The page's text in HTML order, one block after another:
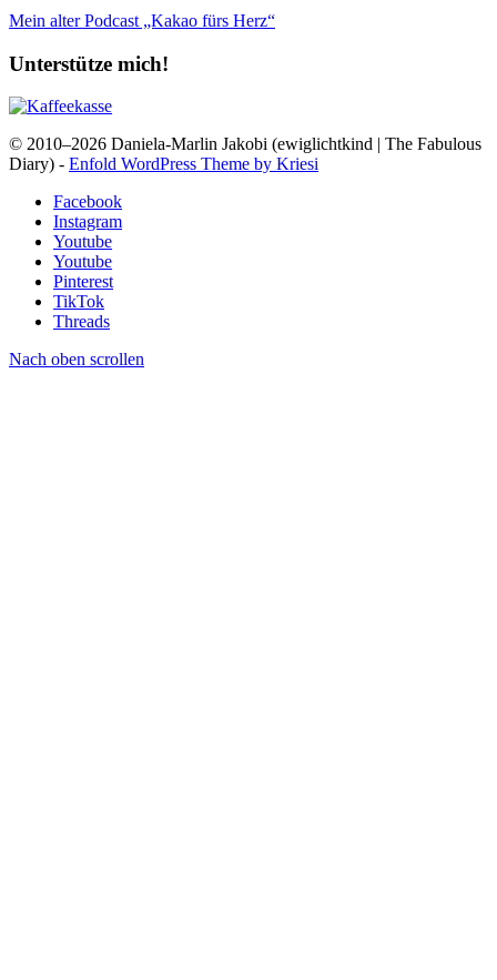
Mein alter Podcast „Kakao fürs Herz“
Unterstütze mich!
© 2010–2026 Daniela-Marlin Jakobi (ewiglichtkind | The Fabulous
Diary) - Enfold WordPress Theme by Kriesi
Facebook
Instagram
Youtube
Youtube
Pinterest
TikTok
Threads
Nach oben scrollen